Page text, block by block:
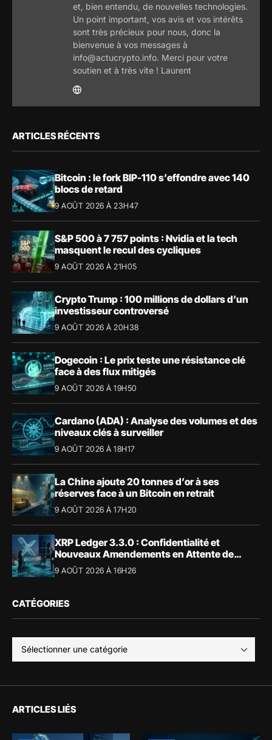
et, bien entendu, de nouvelles technologies.
Un point important, vos avis et vos intérêts
sont très précieux pour nous, donc la
bienvenue à vos messages à
info@actucrypto.info. Merci pour votre
soutien et à très vite ! Laurent
ARTICLES RÉCENTS
Bitcoin : le fork BIP-110 s’effondre avec 140
blocs de retard
9 AOÛT 2026 À 23H47
S&P 500 à 7 757 points : Nvidia et la tech
masquent le recul des cycliques
9 AOÛT 2026 À 21H05
Crypto Trump : 100 millions de dollars d’un
investisseur controversé
9 AOÛT 2026 À 20H38
Dogecoin : Le prix teste une résistance clé
face à des flux mitigés
9 AOÛT 2026 À 19H50
Cardano (ADA) : Analyse des volumes et des
niveaux clés à surveiller
9 AOÛT 2026 À 18H17
La Chine ajoute 20 tonnes d’or à ses
réserves face à un Bitcoin en retrait
9 AOÛT 2026 À 17H20
XRP Ledger 3.3.0 : Confidentialité et
Nouveaux Amendements en Attente de
Validation
9 AOÛT 2026 À 16H26
CATÉGORIES
ARTICLES LIÉS